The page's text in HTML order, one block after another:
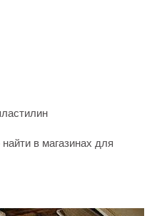
в магазинах для